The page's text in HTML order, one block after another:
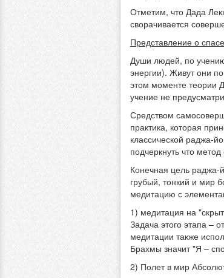
Отметим, что Дада
сворачивается
Представление о
Души людей, по
энергии). Живут они
этом моменте теории
учение не
Средством
практика, которая
классической раджа-
подчеркнуть что
Конечная цель раджа-
грубый, тонкий и мир
медитацию с
1) медитация на
Задача этого этапа –
медитации также
Брахмы значит "Я –
2) Полет в мир